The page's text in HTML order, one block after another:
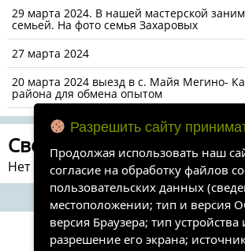
29 марта 2024. В нашей мастерской
семьей. На фото семья Захаровых
27 марта 2024
20 марта 2024 выезд в с. Майя Мегино-
района для обмена опытом
Свежие комментарии
Нет комментариев для просмотра.
Разрешить сайту
Продолжая использовать наш
согласие на обработку файлов
пользовательских данных
местоположении; тип и версия
версия Браузера; тип устройства
разрешение его экрана;